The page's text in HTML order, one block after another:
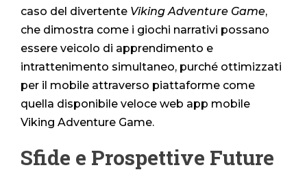
caso del divertente Viking Adventure Game,
che dimostra come i giochi narrativi possano
essere veicolo di apprendimento e
intrattenimento simultaneo, purché ottimizzati
per il mobile attraverso piattaforme come
quella disponibile veloce web app mobile
Viking Adventure Game.
Sfide e Prospettive Future